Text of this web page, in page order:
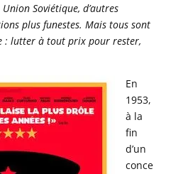
Soviétique, d’autres
plus funestes. Mais tous sont
: lutter à tout prix pour rester,
En
1953,
à la
fin
d’un
conce